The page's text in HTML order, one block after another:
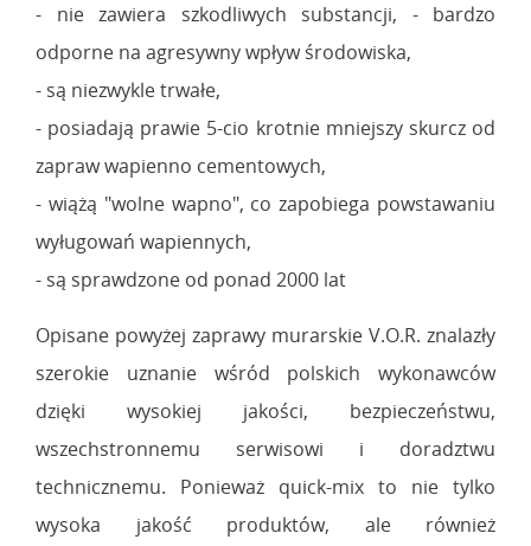
- nie zawiera szkodliwych substancji, - bardzo
odporne na agresywny wpływ środowiska,
- są niezwykle trwałe,
- posiadają prawie 5-cio krotnie mniejszy skurcz od
zapraw wapienno cementowych,
- wiążą "wolne wapno", co zapobiega powstawaniu
wyługowań wapiennych,
- są sprawdzone od ponad 2000 lat
Opisane powyżej zaprawy murarskie V.O.R. znalazły
szerokie uznanie wśród polskich wykonawców
dzięki wysokiej jakości, bezpieczeństwu,
wszechstronnemu serwisowi i doradztwu
technicznemu. Ponieważ quick-mix to nie tylko
wysoka jakość produktów, ale również